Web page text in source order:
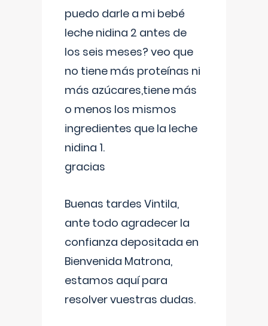
puedo darle a mi bebé
leche nidina 2 antes de
los seis meses? veo que
no tiene más proteínas ni
más azúcares,tiene más
o menos los mismos
ingredientes que la leche
nidina 1.
gracias
Buenas tardes Vintila,
ante todo agradecer la
confianza depositada en
Bienvenida Matrona,
estamos aquí para
resolver vuestras dudas.